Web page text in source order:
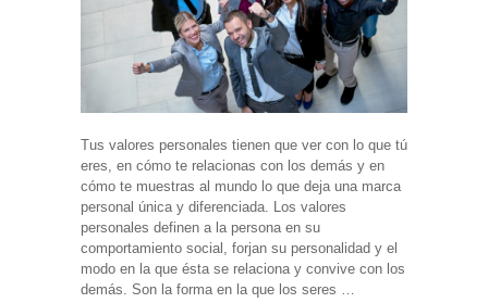
Tus valores personales tienen que ver con lo que tú
eres, en cómo te relacionas con los demás y en
cómo te muestras al mundo lo que deja una marca
personal única y diferenciada. Los valores
personales definen a la persona en su
comportamiento social, forjan su personalidad y el
modo en la que ésta se relaciona y convive con los
demás. Son la forma en la que los seres …